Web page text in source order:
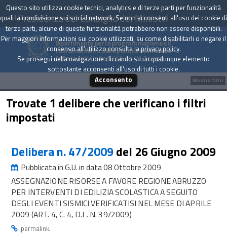
Presidenza del Consiglio dei Ministri
Dipartimento per la programmazione e il
coordinamento della politica economica
Archivio delle Delibere CIPE dal 1967 a oggi
Trovate 1 delibere che verificano i filtri
impostati
Delibera n. 47/2009del 26 Giugno 2009
Pubblicata in G.U. in data 08 Ottobre 2009
ASSEGNAZIONE RISORSE A FAVORE REGIONE ABRUZZO
PER INTERVENTI DI EDILIZIA SCOLASTICA A SEGUITO
DEGLI EVENTI SISMICI VERIFICATISI NEL MESE DI APRILE
2009 (ART. 4, C. 4, D.L. N. 39/2009)
permalink.
Mostra filtri
Questo sito utilizza cookie tecnici, analytics e di terze parti per funzionalità
quali la condivisione sui social network. Se non acconsenti all'uso dei cookie di
terze parti, alcune di queste funzionalità potrebbero non essere disponibili.
Per maggiori informazioni sui cookie utilizzati, su come disabilitarli o negare il
consenso all'utilizzo consulta laprivacy policy.
Se prosegui nella navigazione cliccando su un qualunque elemento
sottostante acconsenti all'uso di tutti i cookie.
Acconsento